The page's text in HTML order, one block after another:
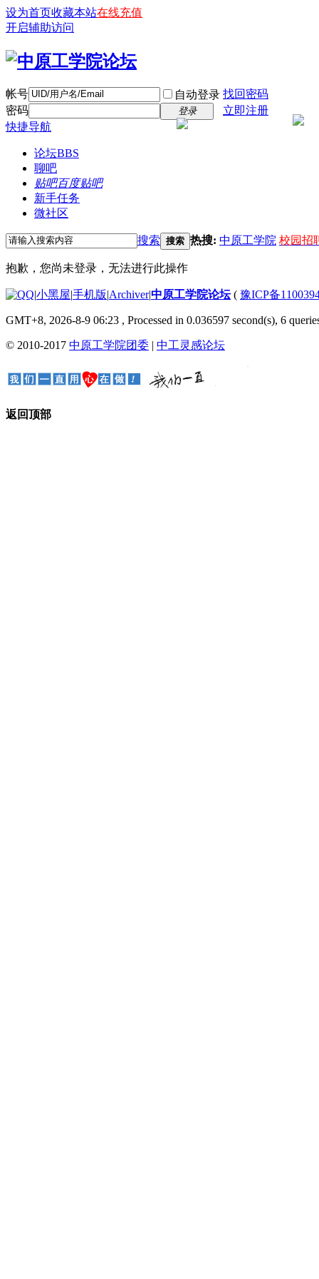
设为首页收藏本站在线充值
开启辅助访问
帐号 自动登录 找回密码
密码
登录
立即注册
快捷导航
论坛BBS
聊吧
贴吧百度贴吧
新手任务
微社区
搜索 搜索 热搜: 中原工学院 校园招
抱歉，您尚未登录，无法进行此操作
|小黑屋|手机版|Archiver|中原工学院论坛( 豫ICP备
GMT+8, 2026-8-9 06:23 , Processed in 0.036597 second(s), 6
© 2010-2017 中原工学院团委 | 中工灵感论坛
返回顶部